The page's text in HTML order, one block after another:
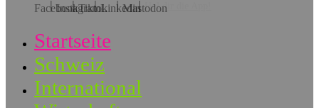
Hol dir die App!
Startseite
Schweiz
International